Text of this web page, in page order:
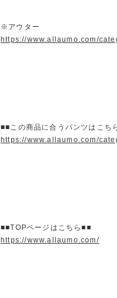
※アウター
https://www.allaumo.com/
■■この商品に合うパンツはこち
https://www.allaumo.com/
■■TOPページはこちら■■
https://www.allaumo.com/